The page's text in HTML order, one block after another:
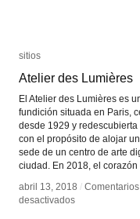
sitios
Atelier des Lumières
El Atelier des Lumières es
fundición situada en Paris,
desde 1929 y redescubierta
con el propósito de alojar
sede de un centro de arte
ciudad. En 2018, el corazón
abril 13, 2018 / Comentarios
desactivadosen
sitios
Atelier des Lumières
abril 13, 2018 / Comentarios
desactivadosen